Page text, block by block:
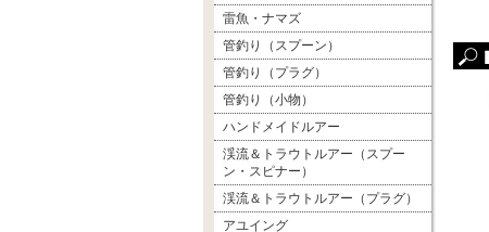
雷魚・ナマズ
管釣り（スプーン）
管釣り（プラグ）
管釣り（小物）
ハンドメイドルアー
渓流＆トラウトルアー（スプー
ン・スピナー）
渓流＆トラウトルアー（プラグ）
アユイング